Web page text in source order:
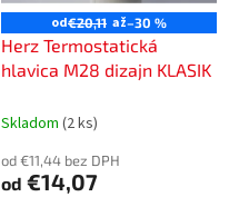
od€20,11 až–30 %
Herz Termostatická
hlavica M28 dizajn KLASIK
Skladom (2 ks)
od €11,44 bez DPH
od €14,07